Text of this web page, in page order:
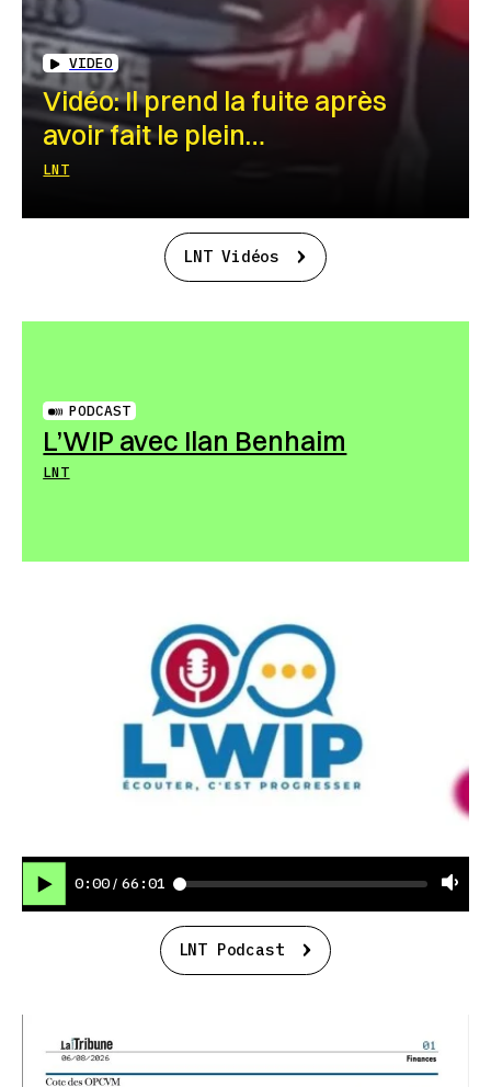
VIDEO
Vidéo: Il prend la fuite après
avoir fait le plein…
LNT
LNT Vidéos
PODCAST
L’WIP avec Ilan Benhaim
LNT
0:00 / 66:01
LNT Podcast